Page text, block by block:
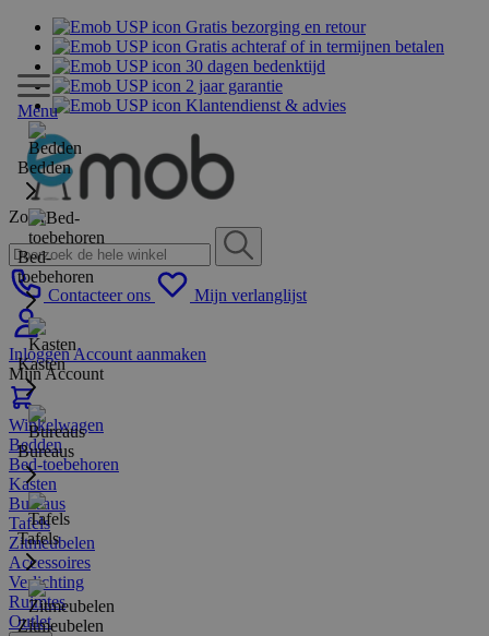
Gratis bezorging en retour
Gratis achteraf of in termijnen betalen
30 dagen bedenktijd
2 jaar garantie
Klantendienst & advies
Zoek
Contacteer ons Mijn verlanglijst
InloggenAccount aanmaken
Mijn Account
Winkelwagen
Menu
Bedden
Bed-
toebehoren
Kasten
Bureaus
Tafels
Zitmeubelen
Bedden
Bed-toebehoren
Kasten
Bureaus
Tafels
Zitmeubelen
Accessoires
Verlichting
Ruimtes
Outlet